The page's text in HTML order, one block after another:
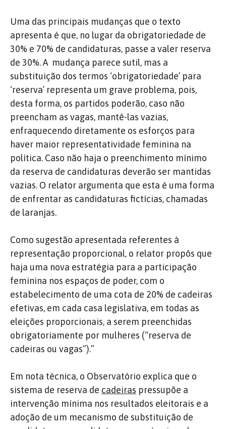
Uma das principais mudanças que o texto
apresenta é que, no lugar da obrigatoriedade de
30% e 70% de candidaturas, passe a valer reserva
de 30%. A mudança parece sutil, mas a
substituição dos termos ‘obrigatoriedade’ para
‘reserva’ representa um grave problema, pois,
desta forma, os partidos poderão, caso não
preencham as vagas, mantê-las vazias,
enfraquecendo diretamente os esforços para
haver maior representatividade feminina na
política. Caso não haja o preenchimento mínimo
da reserva de candidaturas deverão ser mantidas
vazias. O relator argumenta que esta é uma forma
de enfrentar as candidaturas fictícias, chamadas
de laranjas.
Como sugestão apresentada referentes à
representação proporcional, o relator propôs que
haja uma nova estratégia para a participação
feminina nos espaços de poder, com o
estabelecimento de uma cota de 20% de cadeiras
efetivas, em cada casa legislativa, em todas as
eleições proporcionais, a serem preenchidas
obrigatoriamente por mulheres (“reserva de
cadeiras ou vagas”).”
Em nota técnica, o Observatório explica que o
sistema de reserva de cadeiras pressupõe a
intervenção mínima nos resultados eleitorais e a
adoção de um mecanismo de substituição de